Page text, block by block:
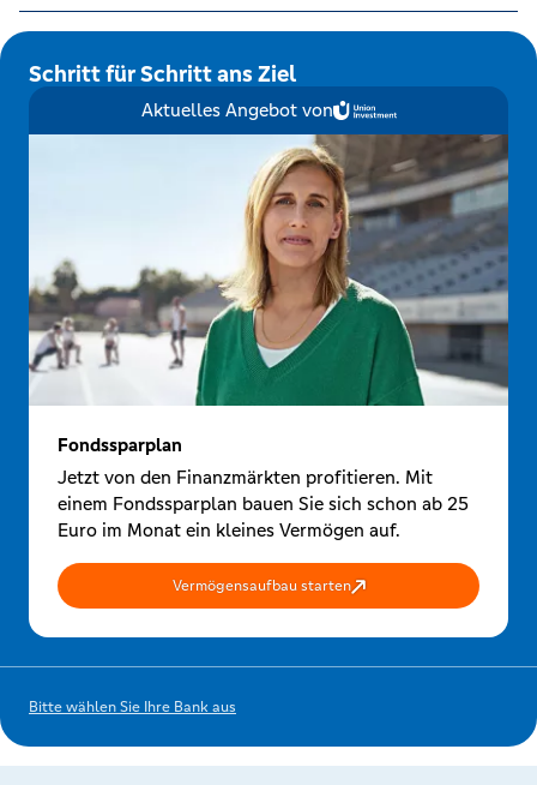
Schritt für Schritt ans Ziel
Aktuelles Angebot von
Fondssparplan
Jetzt von den Finanzmärkten profitieren. Mit
einem Fondssparplan bauen Sie sich schon ab 25
Euro im Monat ein kleines Vermögen auf.
Vermögensaufbau starten
Bitte wählen Sie Ihre Bank aus